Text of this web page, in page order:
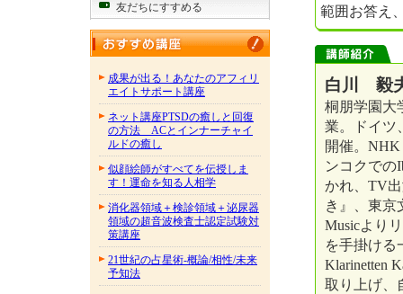
友だちにすすめる
成果が出る！あなたのアフィリ
エイトサポート講座
ネット講座PTSDの癒しと回復
の方法 ACとインナーチャイ
ルドの癒し
似顔絵師がすべてを伝授しま
す！運命を知る人相学
消化器領域＋検診領域＋泌尿器
領域の超音波検査士認定試験対
策講座
21世紀の占星術-概論/相性/未来
予知法
範囲お答え
白川 毅
桐朋学園大
業。ドイツ
開催。
ンコクでの
かれ、TV
き』、東京
Musicより
を手掛ける
Klarinetten
取り上げ、